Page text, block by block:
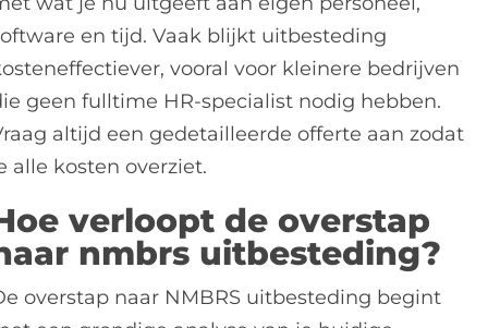
en tijd. Vaak blijkt uitbesteding
vooral voor kleinere bedrijven
geen fulltime HR-specialist nodig hebben.
altijd een gedetailleerde offerte aan zodat
alle kosten overziet.
verloopt de overstap
nmbrs uitbesteding?
overstap naar NMBRS uitbesteding begint